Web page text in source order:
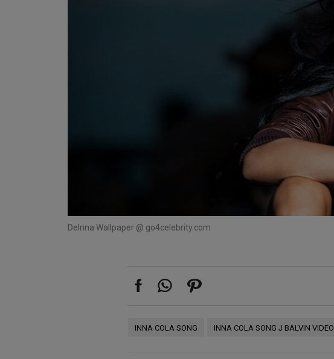
De Inna Wallpaper @ go4celebrity.com
INNA COLA SONG INNA COLA SONG J BALVIN VIDEO